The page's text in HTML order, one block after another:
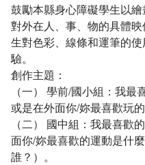
鼓勵本縣身心障礙學生以
對外在人、事、物的具體
生對色彩、線條和運筆的
驗。
創作主題：
（一） 學前/國小組：我最
或是在外面你/妳最喜歡玩
（二） 國中組：我最喜歡
面你/妳最喜歡的運動是什
誰？）。